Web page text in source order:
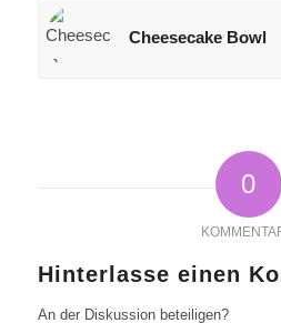
Cheesecake Bowl
0
Hinterlasse einen
An der Diskussion beteiligen?